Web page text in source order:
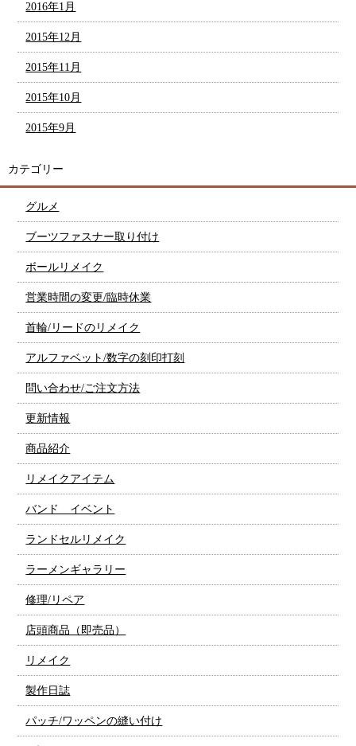
2016年1月
2015年12月
2015年11月
2015年10月
2015年9月
カテゴリー
グルメ
ブーツファスナー取り付け
ボールリメイク
営業時間の変更/臨時休業
首輪/リードのリメイク
アルファベット/数字の刻印打刻
問い合わせ/ご注文方法
更新情報
商品紹介
リメイクアイテム
バンド イベント
ランドセルリメイク
ラーメンギャラリー
修理/リペア
店頭商品（即売品）
リメイク
製作日誌
パッチ/ワッペンの縫い付け